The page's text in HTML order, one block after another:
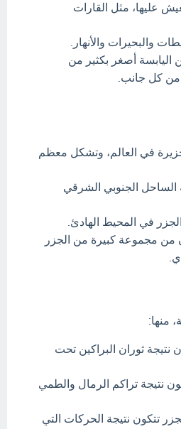
عليها، مثل القارات
والبحيرات والأنهار.
أصغر بكثير من
من كل جانب.
في العالم، وتشكل معظم
الساحل الجنوبي الشرقي
في المحيط الهادئ.
من مجموعة كبيرة من الجزر
منها:
نتيجة ثوران البراكين تحت
نتيجة تراكم الرمال والطمي
تتكون نتيجة الحركات التي